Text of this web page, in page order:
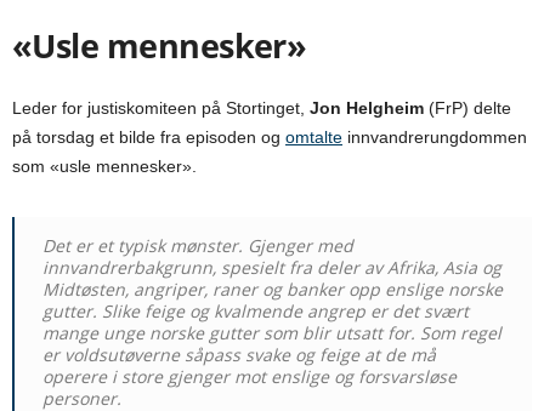
«Usle mennesker»
Leder for justiskomiteen på Stortinget, Jon Helgheim (FrP) delte
på torsdag et bilde fra episoden og omtalte innvandrerungdommen
som «usle mennesker».
Det er et typisk mønster. Gjenger med
innvandrerbakgrunn, spesielt fra deler av Afrika, Asia og
Midtøsten, angriper, raner og banker opp enslige norske
gutter. Slike feige og kvalmende angrep er det svært
mange unge norske gutter som blir utsatt for. Som regel
er voldsutøverne såpass svake og feige at de må
operere i store gjenger mot enslige og forsvarsløse
personer.